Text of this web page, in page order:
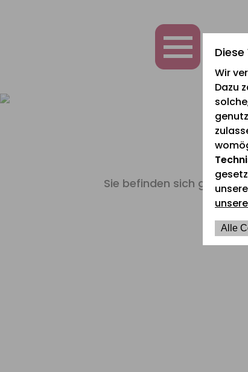
Wir
Dazu
Alle
Sie befinden sich gerade